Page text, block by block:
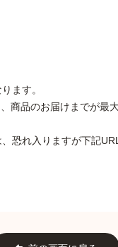
ます。
商品のお届けまでが最
恐れ入りますが下記